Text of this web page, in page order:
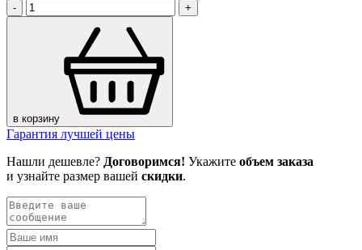
- +
в корзину
Гарантия лучшей цены
Нашли дешевле? Договоримся! Укажите объем заказа
и узнайте размер вашей скидки.